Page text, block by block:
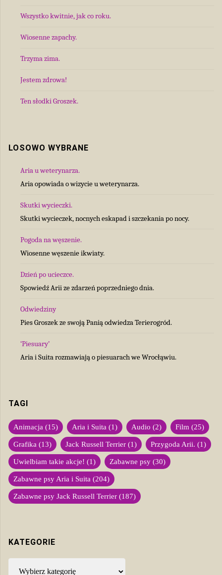
Wszystko kwitnie, jak co roku.
Wiosenne zapachy.
Trzyma zima.
Jestem zdrowa!
Ten słodki Groszek.
LOSOWO WYBRANE
Aria u weterynarza.
Aria opowiada o wizycie u weterynarza.
Skutki wycieczki.
Skutki wycieczek, nocnych eskapad i szczekania po nocy.
Pogoda na węszenie.
Wiosenne węszenie ikwiaty.
Dzień po ucieczce.
Spowiedź Arii ze zdarzeń poprzedniego dnia.
Odwiedziny
Pies Groszek ze swoją Panią odwiedza Terierogród.
‘Piesuary’
Aria i Suita rozmawiają o piesuarach we Wrocłąwiu.
TAGI
Animacja (15) Aria i Suita (1) Audio (2) Film (25)
Grafika (13) Jack Russell Terrier (1) Przygoda Arii. (1)
Uwielbiam takie akcje! (1) Zabawne psy (30)
Zabawne psy Aria i Suita (204)
Zabawne psy Jack Russell Terrier (187)
KATEGORIE